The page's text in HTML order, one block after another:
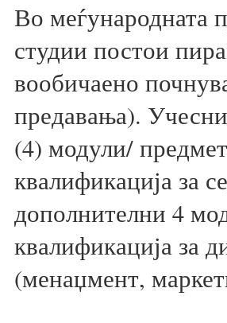
Во меѓународната
студии постои
вообичаено
предавања).
(4) модули/
квалификација за
дополнителни 4
квалификација за
(менаџмент,